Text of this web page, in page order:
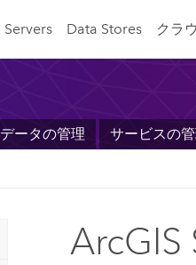
Servers Data Stores クラ
データの管理 サービスの